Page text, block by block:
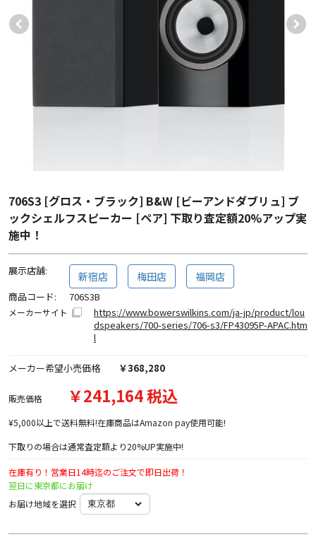
706S3 [グロス・ブラック] B&W [ビーアンドダブリュ] ブ
ックシェルフスピーカー [ペア] 下取り査定額20%アップ実
施中！
展示店舗: 新宿店 梅田店 福岡店
商品コード: 706S3B
メーカーサイト
https://www.bowerswilkins.com/ja-jp/product/lou
dspeakers/700-series/706-s3/FP43095P-APAC.htm
l
メーカー希望小売価格 ￥368,280
販売価格 ￥241,164 税込
¥5,000以上で送料無料!在庫商品はAmazon pay使用可能!
下取りの場合は通常査定額より20%UP実施中!
在庫有り！営業日14時迄のご注文で即日出荷！
翌日に東京都にお届け
お届け地域を選択